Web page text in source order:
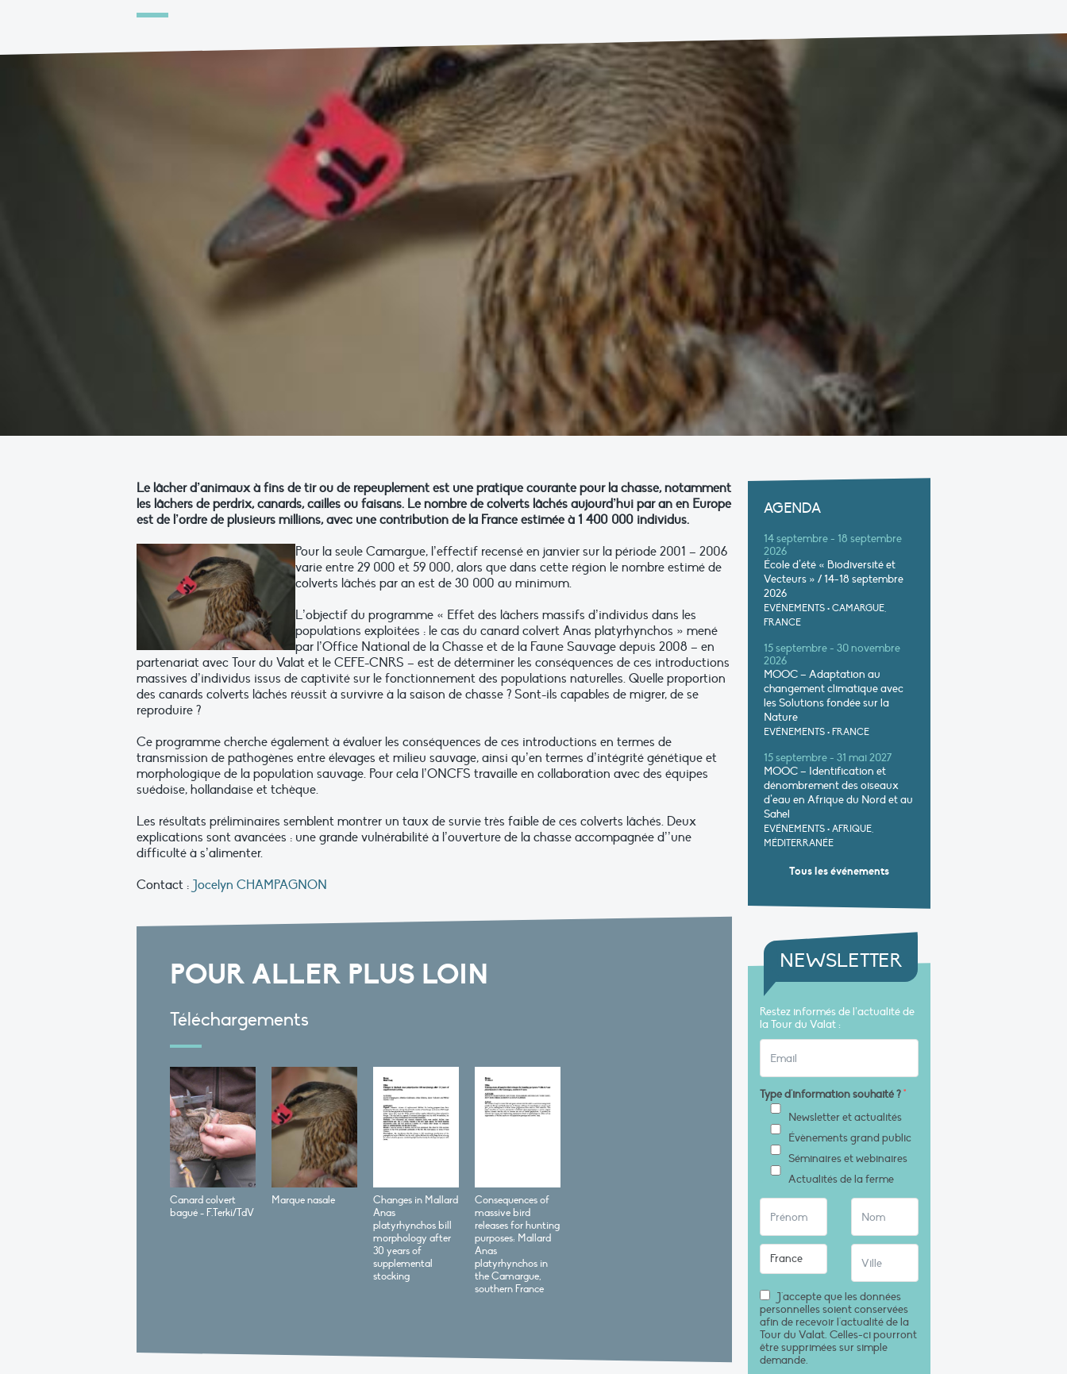
Le lâcher d’animaux à fins de tir ou de repeuplement est une pratique courante pour la chasse, notamment
les lâchers de perdrix, canards, cailles ou faisans. Le nombre de colverts lâchés aujourd’hui par an en Europe
est de l’ordre de plusieurs millions, avec une contribution de la France estimée à 1 400 000 individus.
Pour la seule Camargue, l’effectif recensé en janvier sur la période 2001 – 2006
varie entre 29 000 et 59 000, alors que dans cette région le nombre estimé de
colverts lâchés par an est de 30 000 au minimum.
L’objectif du programme « Effet des lâchers massifs d’individus dans les
populations exploitées : le cas du canard colvert Anas platyrhynchos » mené
par l’Office National de la Chasse et de la Faune Sauvage depuis 2008 – en
partenariat avec Tour du Valat et le CEFE-CNRS – est de déterminer les conséquences de ces introductions
massives d’individus issus de captivité sur le fonctionnement des populations naturelles. Quelle proportion
des canards colverts lâchés réussit à survivre à la saison de chasse ? Sont-ils capables de migrer, de se
reproduire ?
Ce programme cherche également à évaluer les conséquences de ces introductions en termes de
transmission de pathogènes entre élevages et milieu sauvage, ainsi qu’en termes d’intégrité génétique et
morphologique de la population sauvage. Pour cela l’ONCFS travaille en collaboration avec des équipes
suédoise, hollandaise et tchèque.
Les résultats préliminaires semblent montrer un taux de survie très faible de ces colverts lâchés. Deux
explications sont avancées : une grande vulnérabilité à l’ouverture de la chasse accompagnée d’’une
difficulté à s’alimenter.
Contact : Jocelyn CHAMPAGNON
POUR ALLER PLUS LOIN
Téléchargements
Canard colvert
bagué - F.Terki/TdV
Marque nasale
Changes in Mallard
Anas
platyrhynchos bill
morphology after
30 years of
supplemental
stocking
Consequences of
massive bird
releases for hunting
purposes: Mallard
Anas
platyrhynchos in
the Camargue,
southern France
AGENDA
14 septembre - 18 septembre
2026
École d’été « Biodiversité et
Vecteurs » / 14-18 septembre
2026
EVÉNEMENTS • CAMARGUE,
FRANCE
15 septembre - 30 novembre
2026
MOOC – Adaptation au
changement climatique avec
les Solutions fondée sur la
Nature
EVÉNEMENTS • FRANCE
15 septembre - 31 mai 2027
MOOC – Identification et
dénombrement des oiseaux
d’eau en Afrique du Nord et au
Sahel
EVÉNEMENTS • AFRIQUE,
MÉDITERRANÉE
Tous les événements
NEWSLETTER
Restez informés de l’actualité de
la Tour du Valat :
Type d'information souhaité ?*
Newsletter et actualités
Évènements grand public
Séminaires et webinaires
Actualités de la ferme
J'accepte que les données
personnelles soient conservées
afin de recevoir l'actualité de la
Tour du Valat. Celles-ci pourront
être supprimées sur simple
demande.